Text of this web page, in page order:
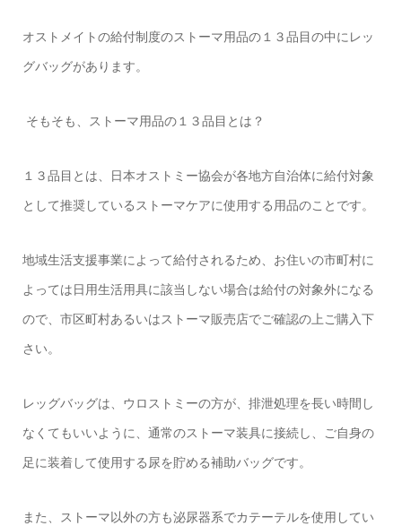
オストメイトの給付制度のストーマ用品の１３品目の中にレッ
グバッグがあります。
そもそも、ストーマ用品の１３品目とは？
１３品目とは、日本オストミー協会が各地方自治体に給付対象
として推奨しているストーマケアに使用する用品のことです。
地域生活支援事業によって給付されるため、お住いの市町村に
よっては日用生活用具に該当しない場合は給付の対象外になる
ので、市区町村あるいはストーマ販売店でご確認の上ご購入下
さい。
レッグバッグは、ウロストミーの方が、排泄処理を長い時間し
なくてもいいように、通常のストーマ装具に接続し、ご自身の
足に装着して使用する尿を貯める補助バッグです。
また、ストーマ以外の方も泌尿器系でカテーテルを使用してい